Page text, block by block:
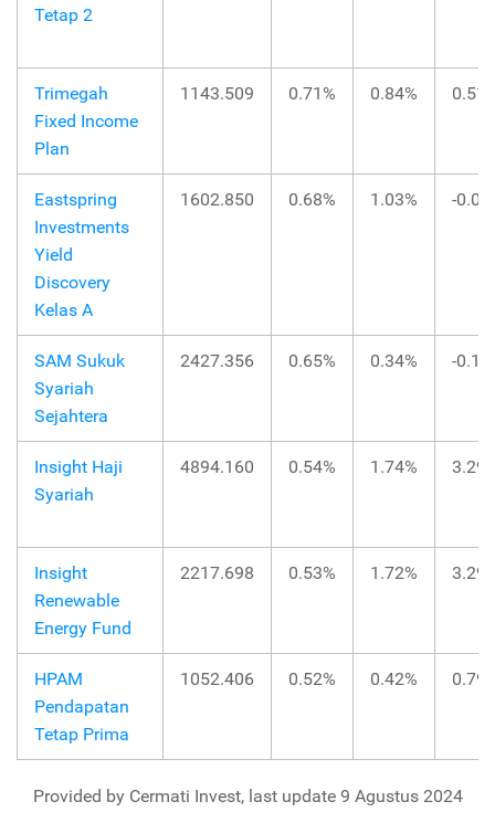
Tetap 2
Trimegah
Fixed Income
Plan
1143.509 0.71% 0.84%
Eastspring
Investments
Yield
Discovery
Kelas A
1602.850 0.68% 1.03% -
SAM Sukuk
Syariah
Sejahtera
2427.356 0.65% 0.34% -
Insight Haji
Syariah
4894.160 0.54% 1.74%
Insight
Renewable
Energy Fund
2217.698 0.53% 1.72%
HPAM
Pendapatan
Tetap Prima
1052.406 0.52% 0.42%
Provided by Cermati Invest, last update 9 Agustus 2024